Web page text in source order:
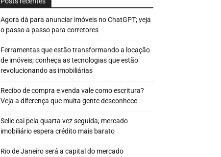
Agora dá para anunciar imóveis no ChatGPT; veja
o passo a passo para corretores
Ferramentas que estão transformando a locação
de imóveis; conheça as tecnologias que estão
revolucionando as imobiliárias
Recibo de compra e venda vale como escritura?
Veja a diferença que muita gente desconhece
Selic cai pela quarta vez seguida; mercado
imobiliário espera crédito mais barato
Rio de Janeiro será a capital do mercado